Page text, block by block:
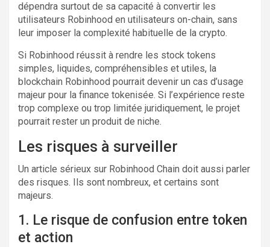
dépendra surtout de sa capacité à convertir les
utilisateurs Robinhood en utilisateurs on-chain, sans
leur imposer la complexité habituelle de la crypto.
Si Robinhood réussit à rendre les stock tokens
simples, liquides, compréhensibles et utiles, la
blockchain Robinhood pourrait devenir un cas d’usage
majeur pour la finance tokenisée. Si l’expérience reste
trop complexe ou trop limitée juridiquement, le projet
pourrait rester un produit de niche.
Les risques à surveiller
Un article sérieux sur Robinhood Chain doit aussi parler
des risques. Ils sont nombreux, et certains sont
majeurs.
1. Le risque de confusion entre token
et action